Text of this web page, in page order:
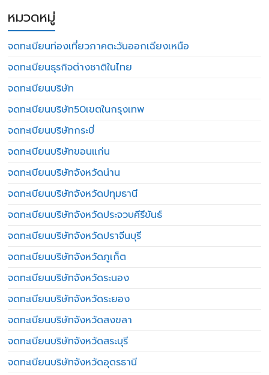
หมวดหมู่
จดทะเบียนท่องเที่ยวภาคตะวันออกเฉียงเหนือ
จดทะเบียนธุรกิจต่างชาติในไทย
จดทะเบียนบริษัท
จดทะเบียนบริษัท50เขตในกรุงเทพ
จดทะเบียนบริษัทกระบี่
จดทะเบียนบริษัทขอนแก่น
จดทะเบียนบริษัทจังหวัดน่าน
จดทะเบียนบริษัทจังหวัดปทุมธานี
จดทะเบียนบริษัทจังหวัดประจวบคีรีขันธ์
จดทะเบียนบริษัทจังหวัดปราจีนบุรี
จดทะเบียนบริษัทจังหวัดภูเก็ต
จดทะเบียนบริษัทจังหวัดระนอง
จดทะเบียนบริษัทจังหวัดระยอง
จดทะเบียนบริษัทจังหวัดสงขลา
จดทะเบียนบริษัทจังหวัดสระบุรี
จดทะเบียนบริษัทจังหวัดอุดรธานี